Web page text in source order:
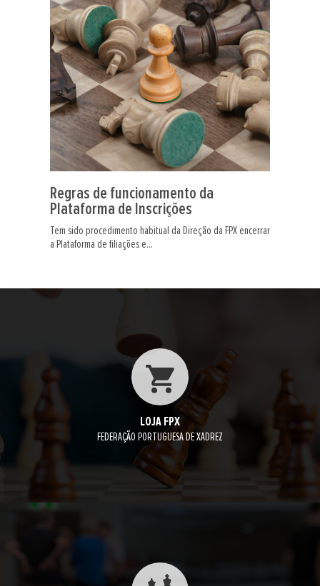
Regras de funcionamento da
Plataforma de Inscrições
Tem sido procedimento habitual da Direção da FPX encerrar
a Plataforma de filiações e...
LOJA FPX
FEDERAÇÃO PORTUGUESA DE XADREZ